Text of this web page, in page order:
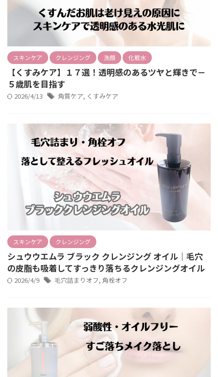
スキンケア クレンジング 洗顔 化粧水
【くすみケア】１７選！透明感のあるツヤと輝きで－
５歳肌を目指す
2026/4/13 角質ケア, くすみケア
スキンケア クレンジング
シュウウエムラ ブラック クレンジング オイル｜毛穴
の皮脂も吸着してすっきり落ちるクレンジングオイル
2026/4/9 毛穴詰まりオフ, 角栓オフ